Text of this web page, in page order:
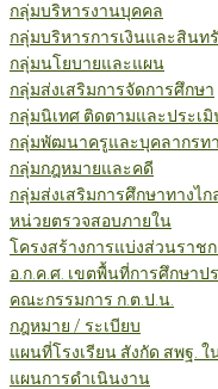
กลุ่มบริหารงานบุคคล
กลุ่มบริหารการเงินและสินท
กลุ่มนโยบายและแผน
กลุ่มส่งเสริมการจัดการศึกษา
กลุ่มนิเทศ ติดตามและประเ
กลุ่มพัฒนาครูและบุคลากรท
กลุ่มกฎหมายและคดี
กลุ่มส่งเสริมการศึกษาทางไก
หน่วยตรวจสอบภายใน
โครงสร้างการแบ่งส่วนราช
อ.ก.ค.ศ. เขตพื้นที่การศึกษาป
คณะกรรมการ ก.ต.ป.น.
กฎหมาย / ระเบียบ
แผนที่โรงเรียน สังกัด สพฐ.
แผนการดำเนินงาน